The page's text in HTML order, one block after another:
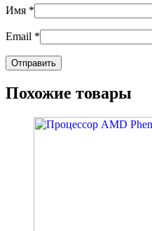
Имя *
Email *
Похожие товары